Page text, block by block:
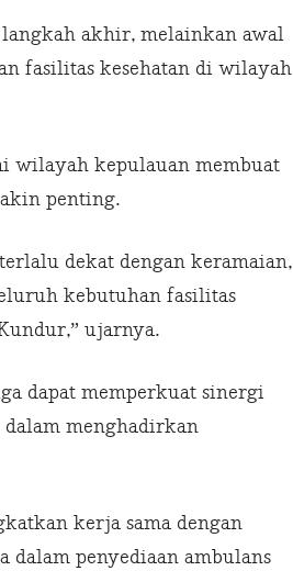
akhir, melainkan awal
fasilitas kesehatan di wilayah
wilayah kepulauan membuat
penting.
dekat dengan keramaian,
kebutuhan fasilitas
ujarnya.
dapat memperkuat sinergi
dalam menghadirkan
kerja sama dengan
dalam penyediaan ambulans